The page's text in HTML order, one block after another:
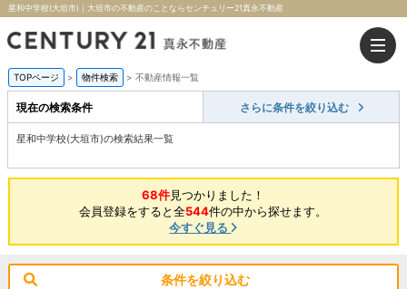
星和中学校(大垣市)｜大垣市の不動産のことならセンチュリー21真永不動産
TOPページ > 物件検索 > 不動産情報一覧
現在の検索条件 さらに条件を絞り込む
星和中学校(大垣市)の検索結果一覧
68件見つかりました！
会員登録をすると全544件の中から探せます。
今すぐ見る
条件を絞り込む